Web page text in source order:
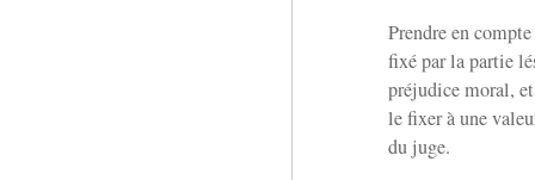
Prendre en
fixé par la partie
préjudice moral,
le fixer à une
du juge.